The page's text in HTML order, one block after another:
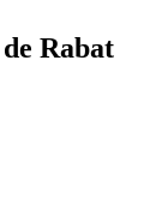
Rabat